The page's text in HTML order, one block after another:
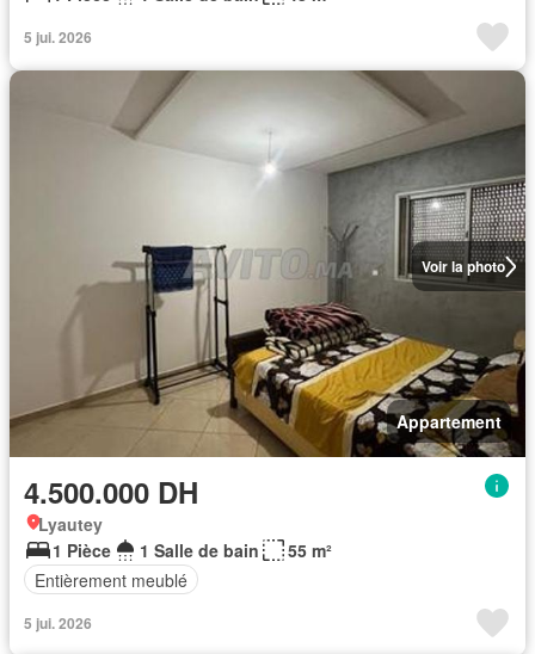
5 jui. 2026
Voir la photo
Appartement
4.500.000 DH
Lyautey
1 Pièce
1 Salle de bain
55 m²
Entièrement meublé
5 jui. 2026